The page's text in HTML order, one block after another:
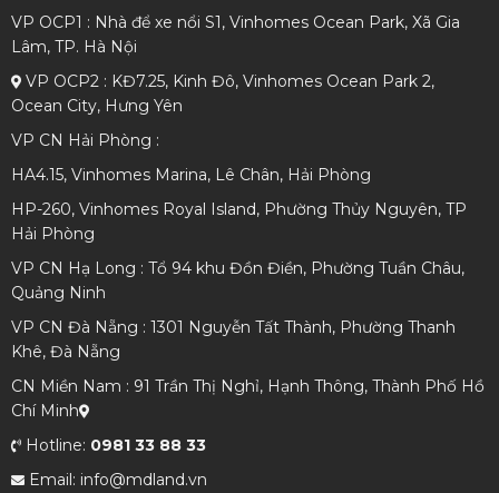
VP OCP1 : Nhà để xe nổi S1, Vinhomes Ocean Park, Xã Gia
Lâm, TP. Hà Nội
VP OCP2 : KĐ7.25, Kinh Đô, Vinhomes Ocean Park 2,
Ocean City, Hưng Yên
VP CN Hải Phòng :
HA4.15, Vinhomes Marina, Lê Chân, Hải Phòng
HP-260, Vinhomes Royal Island, Phường Thủy Nguyên, TP
Hải Phòng
VP CN Hạ Long : Tổ 94 khu Đồn Điền, Phường Tuần Châu,
Quảng Ninh
VP CN Đà Nẵng : 1301 Nguyễn Tất Thành, Phường Thanh
Khê, Đà Nẵng
CN Miền Nam : 91 Trần Thị Nghỉ, Hạnh Thông, Thành Phố Hồ
Chí Minh
Hotline: 0981 33 88 33
Email: info@mdland.vn